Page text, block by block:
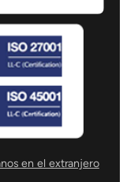
en el extranjero